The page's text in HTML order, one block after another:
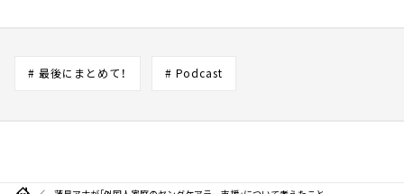
# 最後にまとめて！ # Podcast